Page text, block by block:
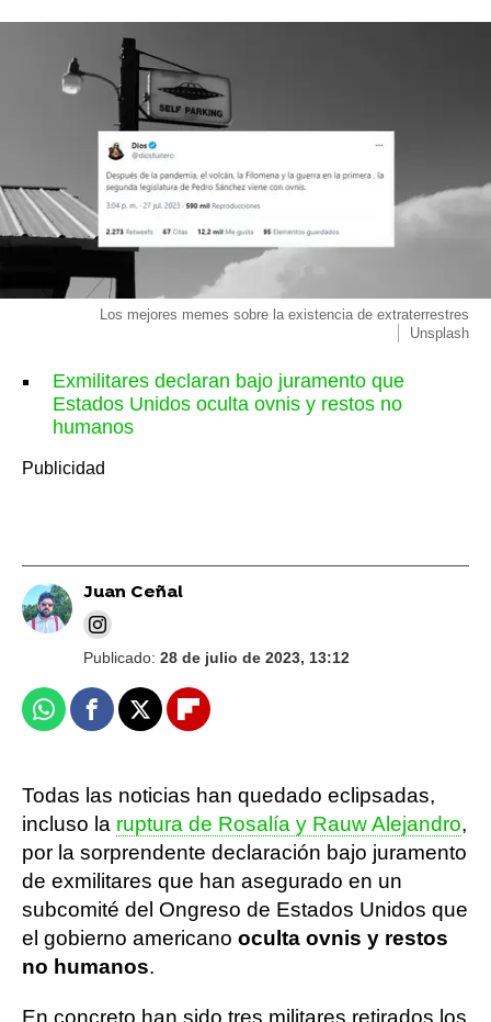
Los mejores memes sobre la existencia de extraterrestres
Unsplash
Exmilitares declaran bajo juramento que
Estados Unidos oculta ovnis y restos no
humanos
Juan Ceñal
Publicado: 28 de julio de 2023, 13:12
WhatsappFacebook
X Flipboard
Todas las noticias han quedado eclipsadas,
incluso la ruptura de Rosalía y Rauw Alejandro,
por la sorprendente declaración bajo juramento
de exmilitares que han asegurado en un
subcomité del Ongreso de Estados Unidos que
el gobierno americano oculta ovnis y restos
no humanos.
En concreto han sido tres militares retirados los